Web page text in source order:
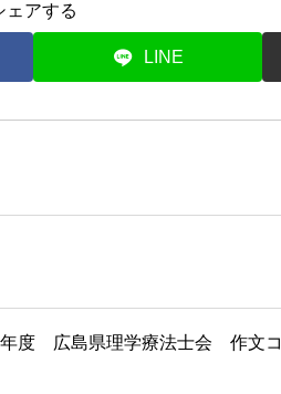
ェアする
LINE
年度 広島県理学療法士会 作文